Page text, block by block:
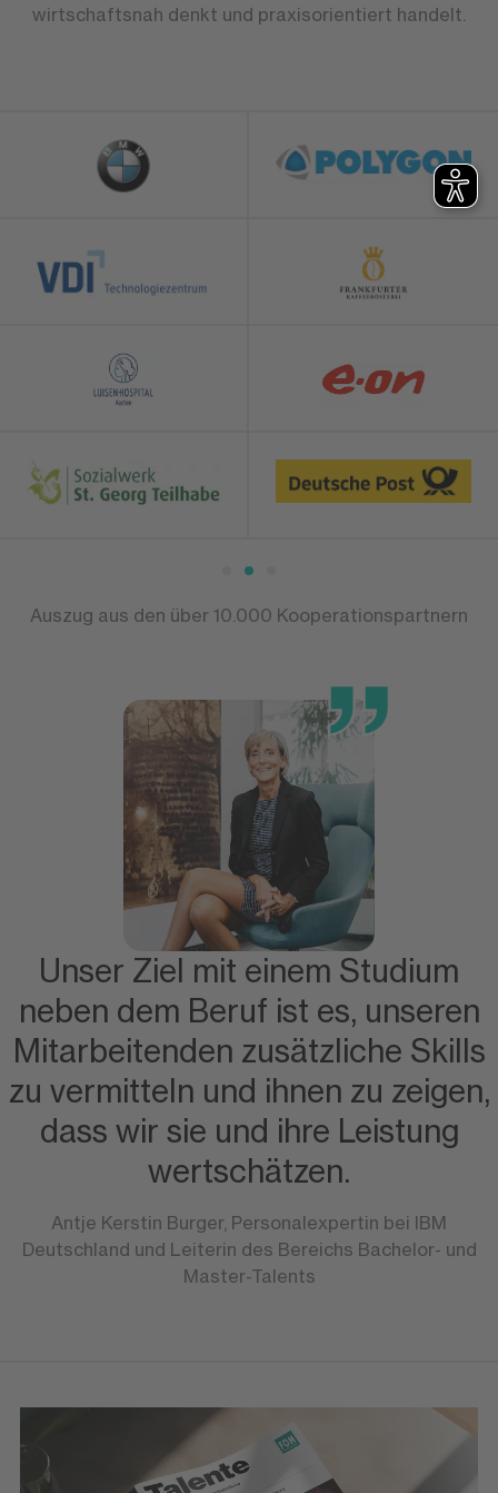
wirtschaftsnah denkt und praxisorientiert handelt.
Auszug aus den über 10.000 Kooperationspartnern
Unser Ziel mit einem Studium
neben dem Beruf ist es, unseren
Mitarbeitenden zusätzliche Skills
zu vermitteln und ihnen zu zeigen,
dass wir sie und ihre Leistung
wertschätzen.
Antje Kerstin Burger, Personalexpertin bei IBM
Deutschland und Leiterin des Bereichs Bachelor- und
Master-Talents